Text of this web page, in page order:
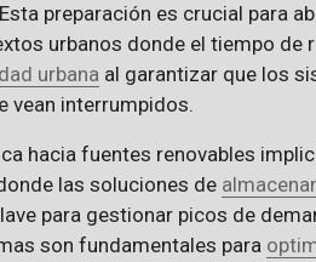
preparación es crucial para
urbanos donde el tiempo de
urbana al garantizar que los
vean interrumpidos.
hacia fuentes renovables
las soluciones de
para gestionar picos de
son fundamentales para